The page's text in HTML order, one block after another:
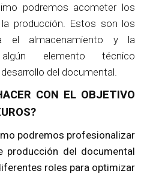
podremos acometer los
producción. Estos son los
el almacenamiento y la
elemento técnico
del documental.
CON EL OBJETIVO
podremos profesionalizar
producción del documental
roles para optimizar